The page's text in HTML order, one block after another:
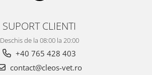
SUPORT CLIENTI
Deschis de la 08:00 la 20:00
+40 765 428 403
contact@cleos-vet.ro